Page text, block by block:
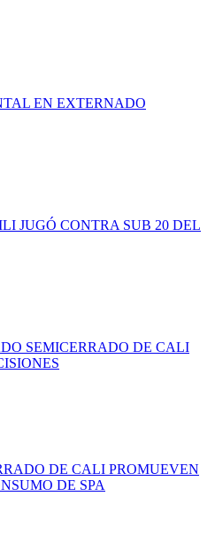
EN EXTERNADO
JUGÓ CONTRA SUB 20 DEL
SEMICERRADO DE CALI
DE CALI PROMUEVEN
DE SPA